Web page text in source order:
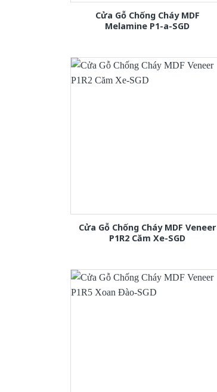
Cửa Gỗ Chống Cháy MDF
Melamine P1-a-SGD
Cửa Gỗ Chống Cháy MDF Veneer
P1R2 Căm Xe-SGD